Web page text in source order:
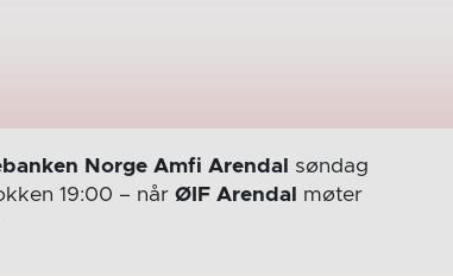
Norge Amfi Arendal
søndag
19:00 – når ØIF Arendal
møter